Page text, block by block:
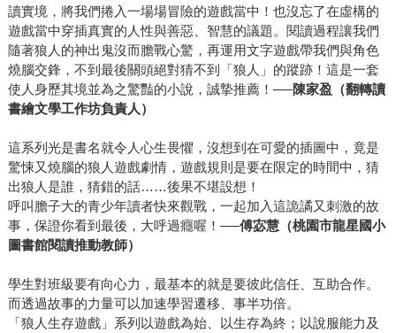
讀實境，將我們捲入一場場冒險的遊戲當中！也沒忘了在虛構的
遊戲當中穿插真實的人性與善惡、智慧的議題。閱讀過程讓我們
隨著狼人的神出鬼沒而膽戰心驚，再運用文字遊戲帶我們與角色
燒腦交鋒，不到最後關頭絕對猜不到「狼人」的蹤跡！這是一套
使人身歷其境並為之驚豔的小說，誠摯推薦！──陳家盈（翻轉讀
書繪文學工作坊負責人）
這系列光是書名就令人心生畏懼，沒想到在可愛的插圖中，竟是
驚悚又燒腦的狼人遊戲劇情，遊戲規則是要在限定的時間中，猜
出狼人是誰，猜錯的話……後果不堪設想！
呼叫膽子大的青少年讀者快來觀戰，一起加入這詭譎又刺激的故
事，保證你看到最後，大呼過癮喔！──傅宓慧（桃園市龍星國小
圖書館閱讀推動教師）
學生對班級要有向心力，最基本的就是要彼此信任、互助合作。
而透過故事的力量可以加速學習遷移、事半功倍。
「狼人生存遊戲」系列以遊戲為始、以生存為終；以說服能力及